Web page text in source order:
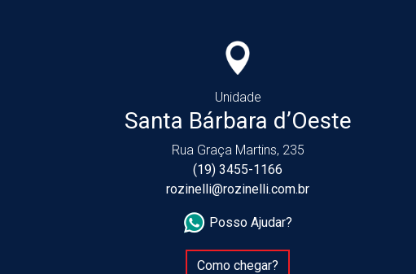
Unidade
Santa Bárbara d’Oeste
Rua Graça Martins, 235
(19) 3455-1166
rozinelli@rozinelli.com.br
Posso Ajudar?
Como chegar?